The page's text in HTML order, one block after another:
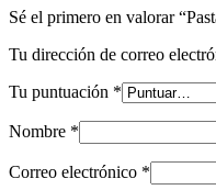
Sé el primero en valorar
Tu dirección de correo
Tu puntuación *
Nombre *
Correo electrónico *